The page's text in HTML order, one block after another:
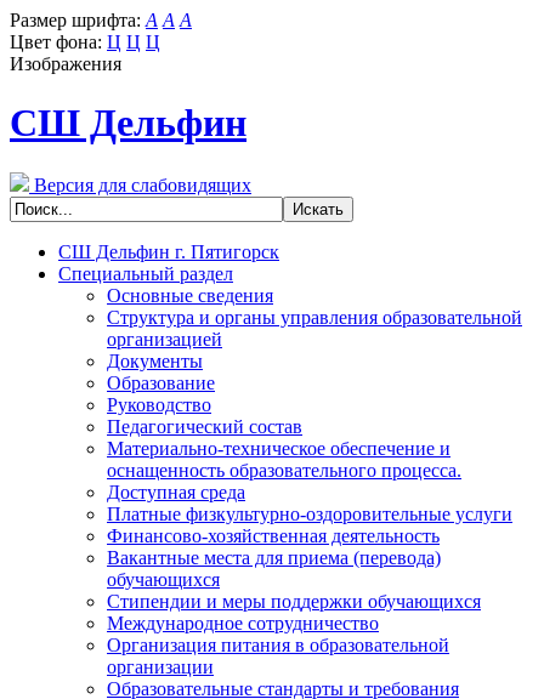
Размер шрифта: A A A
Цвет фона: Ц Ц Ц
Изображения
СШ Дельфин
Версия для слабовидящих
СШ Дельфин г. Пятигорск
Специальный раздел
Основные сведения
Структура и органы управления образовательной
организацией
Документы
Образование
Руководство
Педагогический состав
Материально-техническое обеспечение и
оснащенность образовательного процесса.
Доступная среда
Платные физкультурно-оздоровительные услуги
Финансово-хозяйственная деятельность
Вакантные места для приема (перевода)
обучающихся
Стипендии и меры поддержки обучающихся
Международное сотрудничество
Организация питания в образовательной
организации
Образовательные стандарты и требования